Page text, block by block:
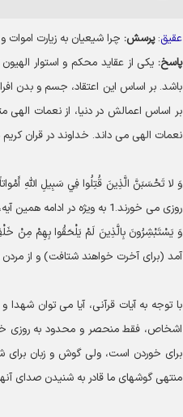
عقیق:پرسش: چرا شيعيان به زيارت
پاسخ: يكى از عقايد محكم و استوار
باشد. بر اساس اين اعتقاد، جسم و بدن
بر اساس اعمالش در دنيا، از نعمات الهى
نعمات الهى مى‏ داند. خداوند در قران كريم
وَ لا تَحْسَبَنَّ الَّذِينَ قُتِلُوا فِي سَبِيلِ اللَّهِ
روزى مى‏ خورند.1 به ويژه در ادامه همين آيه، حالت عمومى‏ ترى را بيان كرده و مى ‏فرمايد:
وَ يَسْتَبْشِرُونَ بِالَّذِينَ لَمْ يَلْحَقُوا بِهِمْ مِنْ
آمد (براى آخرت خواهند شتافت) و از مردن
با توجه به آيات قرآنى، آيا مى‏ توان
اشخاص، فقط منحصر و محدود به روزى
براى خوردن است، ولى گوش و زبان براى
منتهى گوش‏هاى ما قادر به شنيدن صداى